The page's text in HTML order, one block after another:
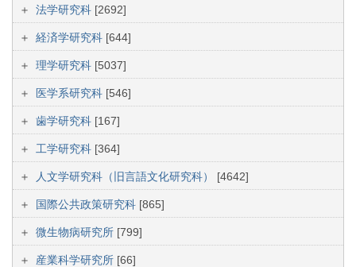
法学研究科 [2692]
経済学研究科 [644]
理学研究科 [5037]
医学系研究科 [546]
歯学研究科 [167]
工学研究科 [364]
人文学研究科（旧言語文化研究科） [4642]
国際公共政策研究科 [865]
微生物病研究所 [799]
産業科学研究所 [66]